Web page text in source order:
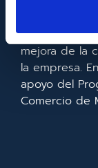
acceso a las
realizado la
mejora de la
la empresa.
apoyo del
Comercio de